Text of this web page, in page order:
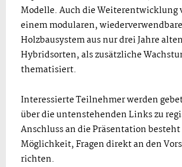
Modelle. Auch die
einem modularen,
Holzbausystem aus nur drei Jahre
Hybridsorten, als zusätzliche
thematisiert.
Interessierte Teilnehmer werden
über die untenstehenden Links zu
Anschluss an die Präsentation
Möglichkeit, Fragen direkt an den
richten.